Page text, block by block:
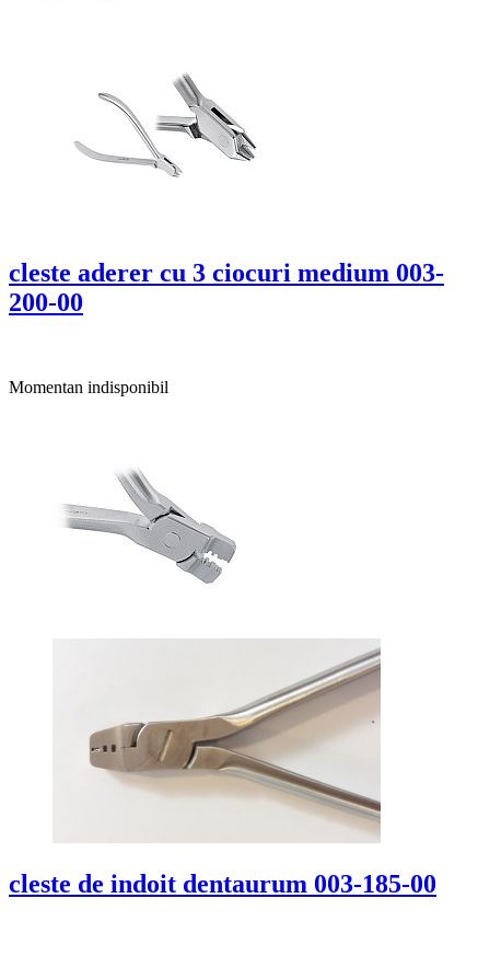
cleste aderer cu 3 ciocuri medium 003-
200-00
Momentan indisponibil
cleste de indoit dentaurum 003-185-00